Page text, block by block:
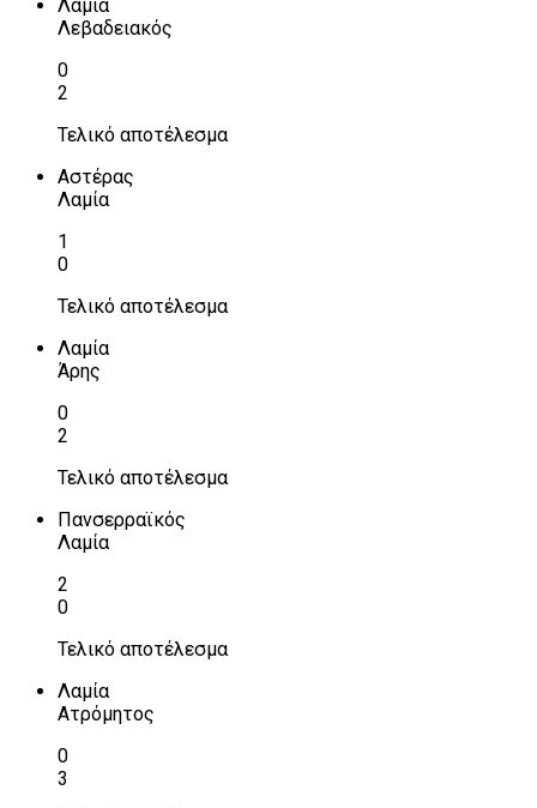
Λαμία
Λεβαδειακός
0
2
Τελικό αποτέλεσμα
Αστέρας
Λαμία
1
0
Τελικό αποτέλεσμα
Λαμία
Άρης
0
2
Τελικό αποτέλεσμα
Πανσερραϊκός
Λαμία
2
0
Τελικό αποτέλεσμα
Λαμία
Ατρόμητος
0
3